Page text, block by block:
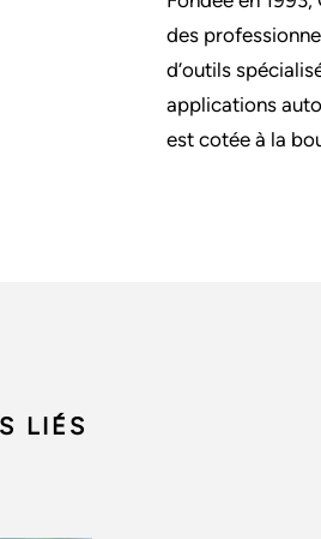
des
d’outils
applications
est cotée à la
LIÉS